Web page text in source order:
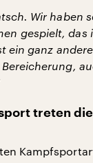
Wir haben
gespielt, das
ein ganz
treten